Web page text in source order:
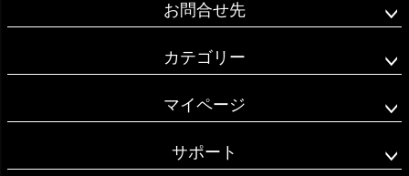
お問合せ先
カテゴリー
マイページ
サポート